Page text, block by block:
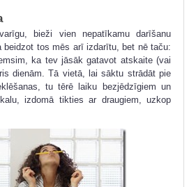
bieži vien nepatīkamu darīšanu
tos mēs arī izdarītu, bet nē taču:
ka tev jāsāk gatavot atskaite (vai
dienām. Tā vietā, lai sāktu strādāt pie
tu tērē laiku bezjēdzīgiem un
izdomā tikties ar draugiem, uzkop